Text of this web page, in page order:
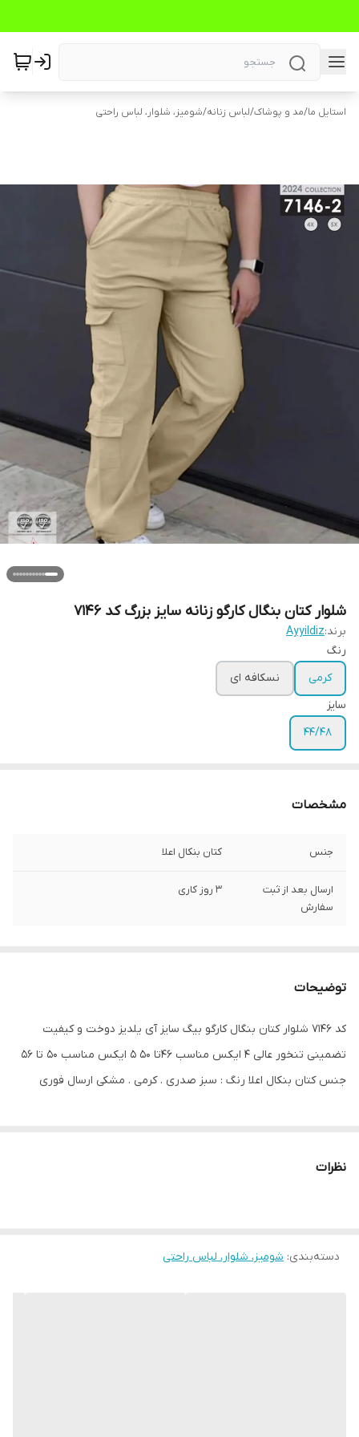
استایل ما/مد و پوشاک/لباس زنانه/شومیز، شلوار، لباس راحتی
شلوار کتان بنگال کارگو زنانه سایز بزرگ کد 7146
برند:Ayyildiz
رنگ
کرمی
نسکافه ای
سایز
۴۴/۴۸
مشخصات
جنس کتان بنکال اعلا
ارسال بعد از ثبت
سفارش
3 روز کاری
توضیحات
کد 7146 شلوار کتان بنگال کارگو بیگ سایز آی یلدیز دوخت و کیفیت
تضمینی تنخور عالی ۴ ایکس مناسب ۴۶تا ۵۰ ۵ ایکس مناسب ۵۰ تا ۵۶
جنس کتان بنکال اعلا رنگ : سبز صدری . کرمی . مشکی ارسال فوری
نظرات
دسته‌بندی: شومیز، شلوار، لباس راحتی